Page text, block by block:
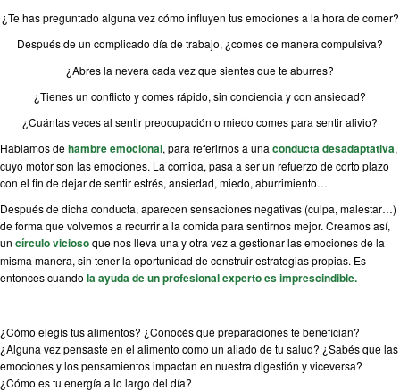
¿Te has preguntado alguna vez cómo influyen tus emociones a la hora de comer?
Después de un complicado día de trabajo, ¿comes de manera compulsiva?
¿Abres la nevera cada vez que sientes que te aburres?
¿Tienes un conflicto y comes rápido, sin conciencia y con ansiedad?
¿Cuántas veces al sentir preocupación o miedo comes para sentir alivio?
Hablamos dehambre emocional, para referirnos a una conducta desadaptativa,
cuyo motor son las emociones. La comida, pasa a ser un refuerzo de corto plazo
con el fin de dejar de sentir estrés, ansiedad, miedo, aburrimiento…
Después de dicha conducta, aparecen sensaciones negativas (culpa, malestar…)
de forma que volvemos a recurrir a la comida para sentirnos mejor. Creamos así,
un círculo viciosoque nos lleva una y otra vez a gestionar las emociones de la
misma manera, sin tener la oportunidad de construir estrategias propias. Es
entonces cuando la ayuda de un profesional experto es imprescindible.
¿Cómo elegís tus alimentos? ¿Conocés qué preparaciones te benefician?
¿Alguna vez pensaste en el alimento como un aliado de tu salud? ¿Sabés que las
emociones y los pensamientos impactan en nuestra digestión y viceversa?
¿Cómo es tu energía a lo largo del día?